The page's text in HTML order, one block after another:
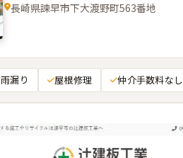
長崎県諫早市下大渡野町563番地
雨漏り 屋根修理 仲介手数料なし